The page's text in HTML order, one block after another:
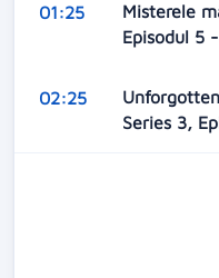
01:25
Misterele
Episodul 5
02:25
Series 3,